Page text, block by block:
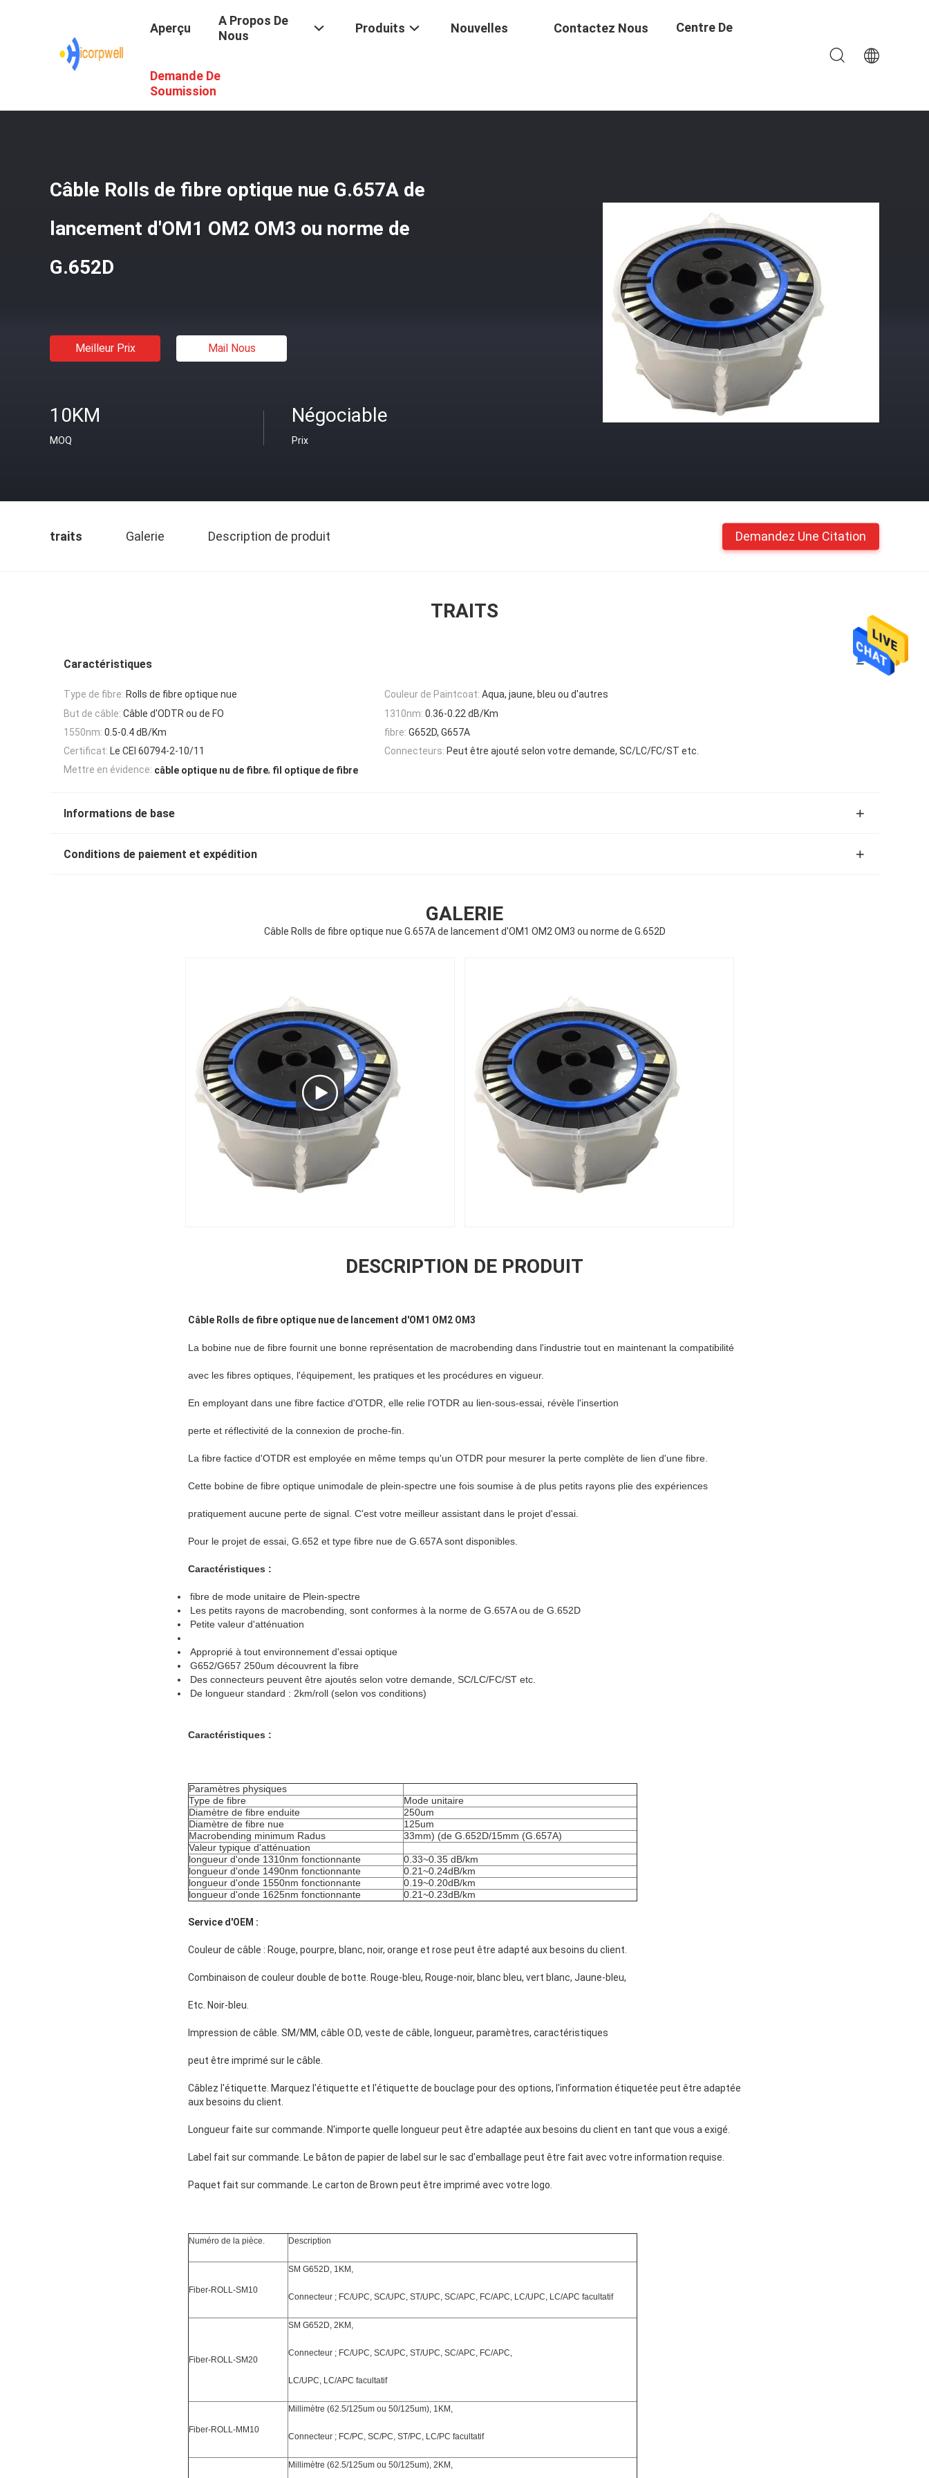
Aperçu
A Propos De
Nous
Produits Nouvelles Contactez Nous Centre De
Demande De
Soumission
Fibre Optique Nue
Câble Rolls de fibre optique nue G.657A de
lancement d'OM1 OM2 OM3 ou norme de
G.652D
Meilleur Prix Mail Nous
10KM
MOQ
Négociable
Prix
traits Galerie Description de produit Demandez Une Citation
TRAITS
Caractéristiques
Type de fibre: Rolls de fibre optique nue Couleur de Paintcoat: Aqua, jaune, bleu ou d'autres
But de câble: Câble d'ODTR ou de FO 1310nm: 0.36-0.22 dB/Km
1550nm: 0.5-0.4 dB/Km fibre: G652D, G657A
Certificat: Le CEI 60794-2-10/11 Connecteurs: Peut être ajouté selon votre demande, SC/LC/FC/ST etc.
Mettre en évidence: câble optique nu de fibre, fil optique de fibre
Informations de base
Conditions de paiement et expédition
GALERIE
Câble Rolls de fibre optique nue G.657A de lancement d'OM1 OM2 OM3 ou norme de G.652D
DESCRIPTION DE PRODUIT
Câble Rolls de fibre optique nue de lancement d'OM1 OM2 OM3
La bobine nue de fibre fournit une bonne représentation de macrobending dans l'industrie tout en maintenant la compatibilité
avec les fibres optiques, l'équipement, les pratiques et les procédures en vigueur.
En employant dans une fibre factice d'OTDR, elle relie l'OTDR au lien-sous-essai, révèle l'insertion
perte et réflectivité de la connexion de proche-fin.
La fibre factice d'OTDR est employée en même temps qu'un OTDR pour mesurer la perte complète de lien d'une fibre.
Cette bobine de fibre optique unimodale de plein-spectre une fois soumise à de plus petits rayons plie des expériences
pratiquement aucune perte de signal. C'est votre meilleur assistant dans le projet d'essai.
Pour le projet de essai, G.652 et type fibre nue de G.657A sont disponibles.
Caractéristiques :
fibre de mode unitaire de Plein-spectre
Les petits rayons de macrobending, sont conformes à la norme de G.657A ou de G.652D
Petite valeur d'atténuation
Approprié à tout environnement d'essai optique
G652/G657 250um découvrent la fibre
Des connecteurs peuvent être ajoutés selon votre demande, SC/LC/FC/ST etc.
De longueur standard : 2km/roll (selon vos conditions)
Caractéristiques :
Paramètres physiques
Type de fibre
Mode unitaire
Diamètre de fibre enduite
250um
Diamètre de fibre nue
125um
Macrobending minimum Radus
33mm) (de G.652D/15mm (G.657A)
Valeur typique d'atténuation
longueur d'onde 1310nm fonctionnante
0.33~0.35 dB/km
longueur d'onde 1490nm fonctionnante
0.21~0.24dB/km
longueur d'onde 1550nm fonctionnante
0.19~0.20dB/km
longueur d'onde 1625nm fonctionnante
0.21~0.23dB/km
Service d'OEM :
Couleur de câble : Rouge, pourpre, blanc, noir, orange et rose peut être adapté aux besoins du client.
Combinaison de couleur double de botte. Rouge-bleu, Rouge-noir, blanc bleu, vert blanc, Jaune-bleu,
Etc. Noir-bleu.
Impression de câble. SM/MM, câble O.D, veste de câble, longueur, paramètres, caractéristiques
peut être imprimé sur le câble.
Câblez l'étiquette. Marquez l'étiquette et l'étiquette de bouclage pour des options, l'information étiquetée peut être adaptée
aux besoins du client.
Longueur faite sur commande. N'importe quelle longueur peut être adaptée aux besoins du client en tant que vous a exigé.
Label fait sur commande. Le bâton de papier de label sur le sac d'emballage peut être fait avec votre information requise.
Paquet fait sur commande. Le carton de Brown peut être imprimé avec votre logo.
Numéro de la pièce. Description
Fiber-ROLL-SM10
SM G652D, 1KM,
Connecteur ; FC/UPC, SC/UPC, ST/UPC, SC/APC, FC/APC, LC/UPC, LC/APC facultatif
Fiber-ROLL-SM20
SM G652D, 2KM,
Connecteur ; FC/UPC, SC/UPC, ST/UPC, SC/APC, FC/APC,
LC/UPC, LC/APC facultatif
Fiber-ROLL-MM10
Millimètre (62.5/125um ou 50/125um), 1KM,
Connecteur ; FC/PC, SC/PC, ST/PC, LC/PC facultatif
Millimètre (62.5/125um ou 50/125um), 2KM,